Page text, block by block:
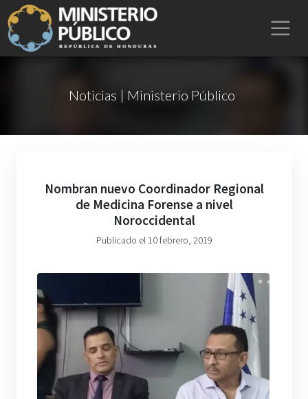
Noticias | Ministerio Público
Nombran nuevo Coordinador Regional
de Medicina Forense a nivel
Noroccidental
Publicado el 10 febrero, 2019